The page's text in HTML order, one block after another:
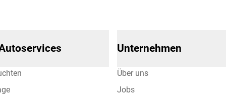
Unternehmen
Über uns
Jobs